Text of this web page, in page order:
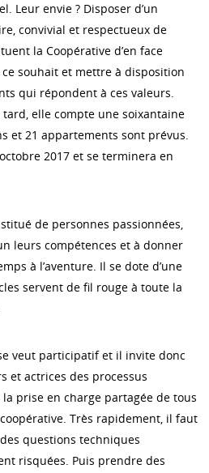
Leur envie ? Disposer d’un
convivial et respectueux de
la Coopérative d’en face
souhait et mettre à disposition
qui répondent à ces valeurs.
elle compte une soixantaine
et 21 appartements sont prévus.
2017 et se terminera en
de personnes passionnées,
leurs compétences et à donner
à l’aventure. Il se dote d’une
servent de fil rouge à toute la
veut participatif et il invite donc
et actrices des processus
prise en charge partagée de tous
Très rapidement, il faut
questions techniques
risquées. Puis prendre des